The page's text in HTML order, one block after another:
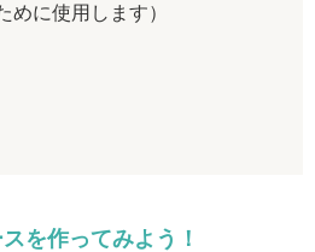
めに使用します）
を作ってみよう！